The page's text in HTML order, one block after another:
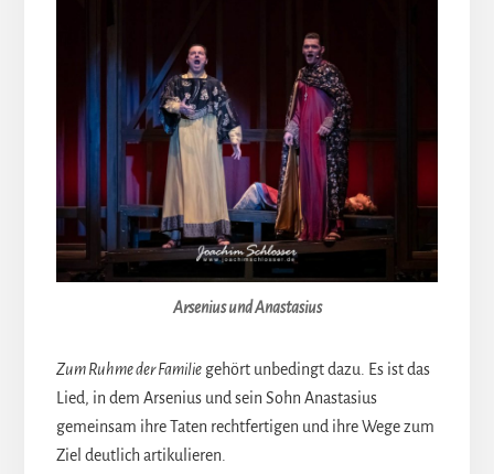
Arsenius und Anastasius
Zum Ruhme der Familiegehört unbedingt dazu. Es ist das
Lied, in dem Arsenius und sein Sohn Anastasius
gemeinsam ihre Taten rechtfertigen und ihre Wege zum
Ziel deutlich artikulieren.